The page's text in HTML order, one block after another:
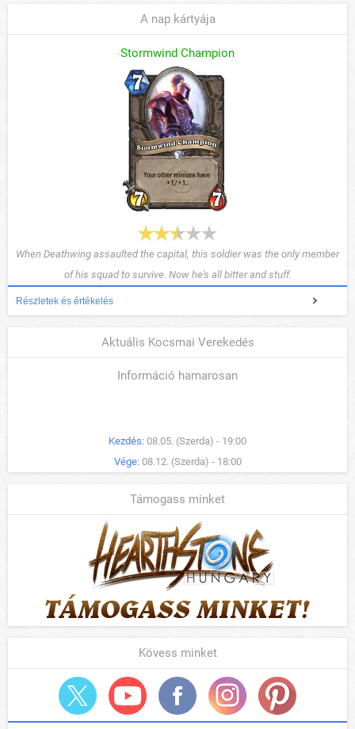
A nap kártyája
Stormwind Champion
When Deathwing assaulted the capital, this soldier was the only member
of his squad to survive. Now he's all bitter and stuff.
Részletek és értékelés
Aktuális Kocsmai Verekedés
Információ hamarosan
Kezdés: 08.05. (Szerda) - 19:00
Vége: 08.12. (Szerda) - 18:00
Támogass minket
Kövess minket